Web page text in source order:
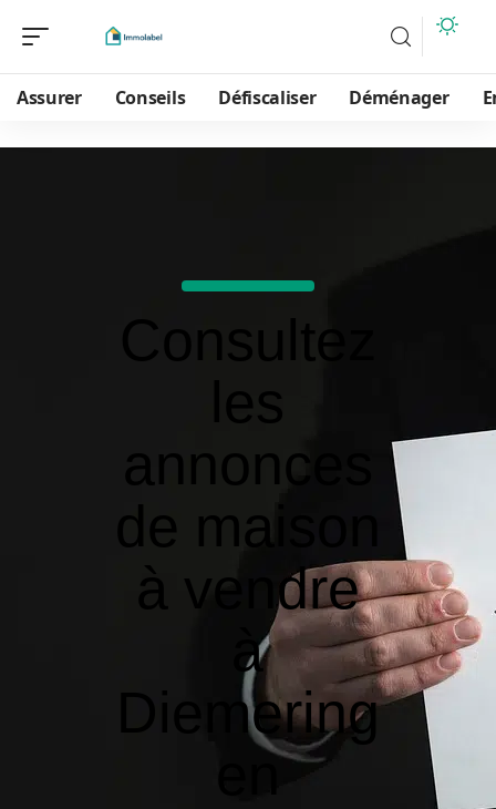
Assurer Conseils Défiscaliser Déménager
annonces
de maison
à vendre
à
Diemering
en